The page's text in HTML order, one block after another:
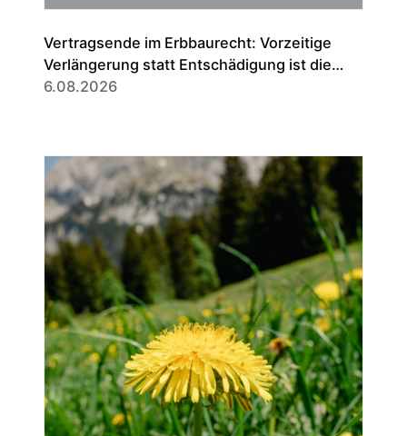
Vertragsende im Erbbaurecht: Vorzeitige
Verlängerung statt Entschädigung ist die
Regel
6.08.2026